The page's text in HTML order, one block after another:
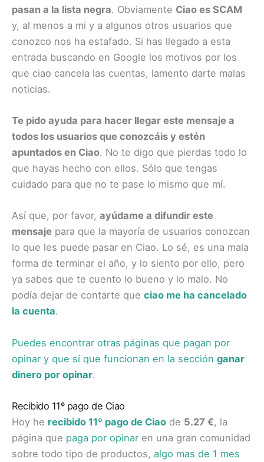
pasan a la lista negra. Obviamente Ciao es SCAM
y, al menos a mi y a algunos otros usuarios que
conozco nos ha estafado. Si has llegado a esta
entrada buscando en Google los motivos por los
que ciao cancela las cuentas, lamento darte malas
noticias.
Te pido ayuda para hacer llegar este mensaje a
todos los usuarios que conozcáis y estén
apuntados en Ciao. No te digo que pierdas todo lo
que hayas hecho con ellos. Sólo que tengas
cuidado para que no te pase lo mismo que mí.
Así que, por favor, ayúdame a difundir este
mensaje para que la mayoría de usuarios conozcan
lo que les puede pasar en Ciao. Lo sé, es una mala
forma de terminar el año, y lo siento por ello, pero
ya sabes que te cuento lo bueno y lo malo. No
podía dejar de contarte que ciao me ha cancelado
la cuenta.
Puedes encontrar otras páginas que pagan por
opinar y que sí que funcionan en la sección ganar
dinero por opinar.
Recibido 11º pago de Ciao
Hoy he recibido 11º pago de Ciao de 5.27 €, la
página que paga por opinar en una gran comunidad
sobre todo tipo de productos, algo mas de 1 mes